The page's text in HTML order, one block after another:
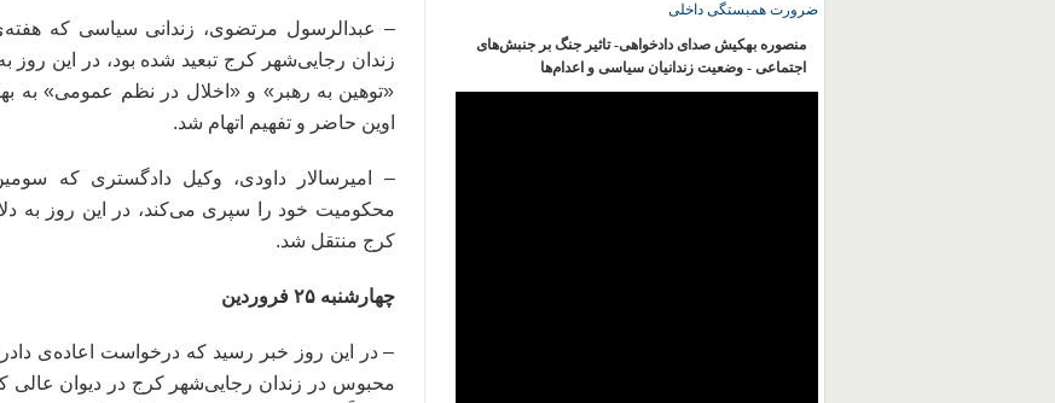
– عبدالرسول مرتضوی، زندانی سیاسی که
زندان رجایی‌شهر کرج تبعید شده بود، در این روز به
«توهین به رهبر» و «اخلال در نظم عمومی» به
اوین حاضر و تفهیم اتهام شد.
– امیرسالار داودی، وکیل دادگستری که
محکومیت خود را سپری می‌کند، در این روز به
کرج منتقل شد.
چهارشنبه ۲۵ فروردین
– در این روز خبر رسید که درخواست اعاده‌ی
محبوس در زندان رجایی‌شهر کرج در دیوان
ضرورت همبستگی داخلی
منصوره بهکیش صدای دادخواهی- تاثیر جنگ بر جنبش‌های
اجتماعی - وضعیت زندانیان سیاسی و اعدام‌ها